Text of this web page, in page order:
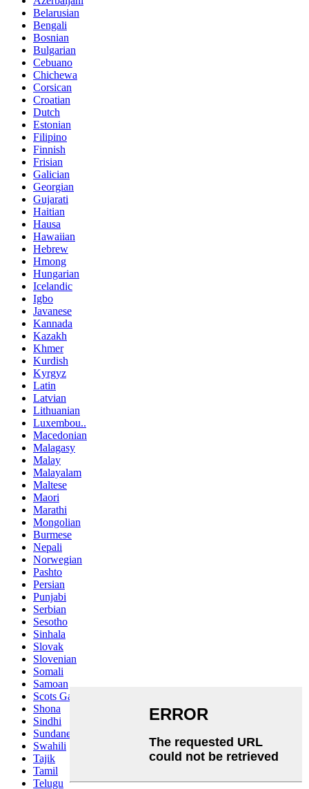
Belarusian
Bengali
Bosnian
Bulgarian
Cebuano
Chichewa
Corsican
Croatian
Dutch
Estonian
Filipino
Finnish
Frisian
Galician
Georgian
Gujarati
Haitian
Hausa
Hawaiian
Hebrew
Hmong
Hungarian
Icelandic
Igbo
Javanese
Kannada
Kazakh
Khmer
Kurdish
Kyrgyz
Latin
Latvian
Lithuanian
Luxembou..
Macedonian
Malagasy
Malay
Malayalam
Maltese
Maori
Marathi
Mongolian
Burmese
Nepali
Norwegian
Pashto
Persian
Punjabi
Serbian
Sesotho
Sinhala
Slovak
Slovenian
Somali
Samoan
Scots Gaelic
Shona
Sindhi
Sundanese
Swahili
Tajik
Tamil
Telugu